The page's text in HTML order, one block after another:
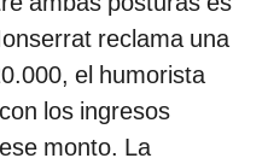
reclama una
el humorista
los ingresos
monto. La